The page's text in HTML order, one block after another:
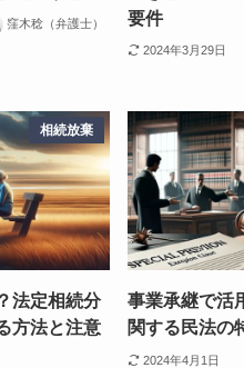
窪木稔（弁護士）
要件
2024年3月29日
相続放棄
法定相続分
方法と注意
事業承継で活
関する民法の
2024年4月1日